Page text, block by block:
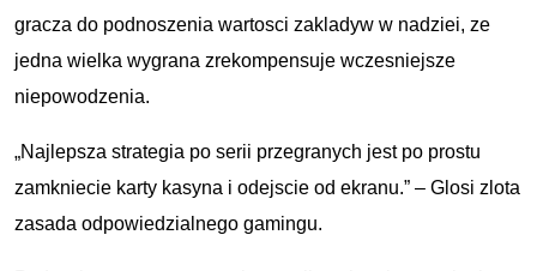
gracza do podnoszenia wartosci zakladуw w nadziei, ze
jedna wielka wygrana zrekompensuje wczesniejsze
niepowodzenia.
„Najlepsza strategia po serii przegranych jest po prostu
zamkniecie karty kasyna i odejscie od ekranu.” – Glosi zlota
zasada odpowiedzialnego gamingu.